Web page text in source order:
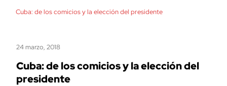
Cuba: de los comicios y la elección del presidente
24 marzo, 2018
Cuba: de los comicios y la elección del
presidente